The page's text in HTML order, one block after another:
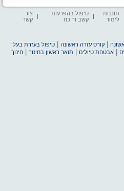
תוכנות
לימוד
טיפול בהפרעות
קשב וריכוז
צור
קשר
|קורס עזרה ראשונה |טיפול בעזרת בעלי
|אבטחת טיולים תואר ראשון בחינוך |חינוך